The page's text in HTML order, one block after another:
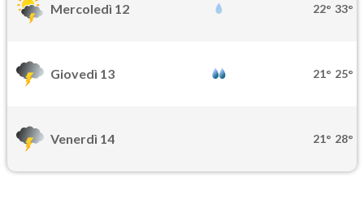
Mercoledì 12 22° 33°
Giovedì 13 21° 25°
Venerdì 14 21° 28°